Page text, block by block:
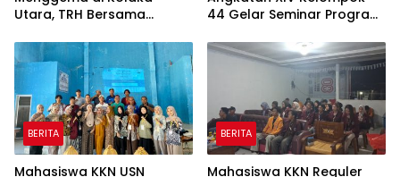
Utara, TRH Bersama
Gelar Lapak Baca Terbuka
44 Gelar Seminar Program
Onembute
BERITA
Mahasiswa KKN USN
BERITA
Mahasiswa KKN Reguler